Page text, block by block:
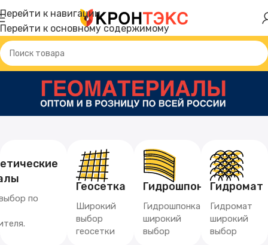
Перейти к навигации
Перейти к основному содержимому
по
Геосетка
Широкий
выбор
геосетки
Гидрошпонка
Гидрошпонка
широкий
выбор
Гидромат
Гидромат
широкий
выбор